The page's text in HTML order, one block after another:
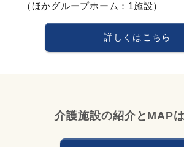
（ほかグループホーム：1施設）
詳しくはこちら
介護施設の紹介とMAP